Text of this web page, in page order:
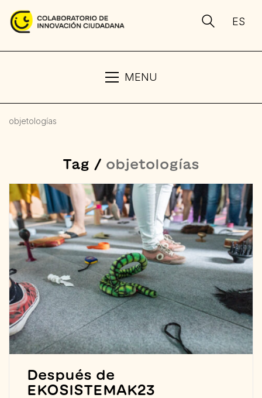
ES
MENU
objetologías
Tag / objetologías
Después de
EKOSISTEMAK23